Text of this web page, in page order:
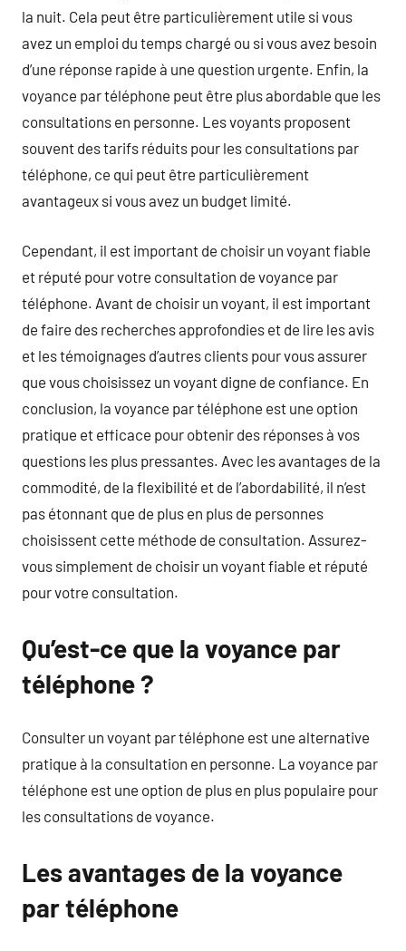
la nuit. Cela peut être particulièrement utile si vous
avez un emploi du temps chargé ou si vous avez besoin
d’une réponse rapide à une question urgente. Enfin, la
voyance par téléphone peut être plus abordable que les
consultations en personne. Les voyants proposent
souvent des tarifs réduits pour les consultations par
téléphone, ce qui peut être particulièrement
avantageux si vous avez un budget limité.
Cependant, il est important de choisir un voyant fiable
et réputé pour votre consultation de voyance par
téléphone. Avant de choisir un voyant, il est important
de faire des recherches approfondies et de lire les avis
et les témoignages d’autres clients pour vous assurer
que vous choisissez un voyant digne de confiance. En
conclusion, la voyance par téléphone est une option
pratique et efficace pour obtenir des réponses à vos
questions les plus pressantes. Avec les avantages de la
commodité, de la flexibilité et de l’abordabilité, il n’est
pas étonnant que de plus en plus de personnes
choisissent cette méthode de consultation. Assurez-
vous simplement de choisir un voyant fiable et réputé
pour votre consultation.
Qu’est-ce que la voyance par
téléphone ?
Consulter un voyant par téléphone est une alternative
pratique à la consultation en personne. La voyance par
téléphone est une option de plus en plus populaire pour
les consultations de voyance.
Les avantages de la voyance
par téléphone